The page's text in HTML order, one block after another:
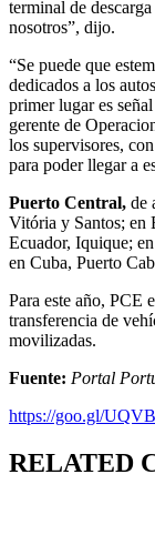
terminal de
nosotros”, dijo.
“Se puede que
dedicados a los
primer lugar es
gerente de
los supervisores,
para poder llegar a
Puerto Central, de
Vitória y Santos; en
Ecuador, Iquique;
en Cuba, Puerto
Para este año, PCE
transferencia de
movilizadas.
Fuente: Portal
https://goo.gl/
RELATED